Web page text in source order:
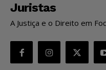
Juristas
A Justiça e o Direito em